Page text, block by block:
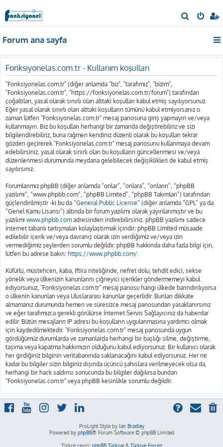
r
Forum ana sayfa
Fonksiyonelas.com.tr - Kullanım koşulları
"Fonksiyonelas.com.tr" (diğer anlamda "biz", "tarafımız", "bizim",
"Fonksiyonelas.com.tr", "https://fonksiyonelas.com.tr/forum") tarafından
çoğaltılan, yasal olarak sınırlı olan alttaki koşulları kabul etmiş sayılıyorsunuz.
Eğer yasal olarak sınırlı olan alttaki koşulların tümünü kabul etmiyorsanız o
zaman lütfen "Fonksiyonelas.com.tr" mesaj panosuna giriş yapmayın ve/veya
kullanmayın. Biz bu koşulları herhangi bir zamanda değiştirebiliriz ve sizi
bilgilendirebiliriz, buna rağmen kendiniz düzenli olarak bu koşulları tekrar
gözden geçirerek "Fonksiyonelas.com.tr" mesaj panosunu kullanmaya devam
edebilirsiniz, yasal olarak sınırlı olan bu koşulların güncellenmesi ve/veya
düzenlenmesi durumunda meydana gelebilecek değişiklikleri de kabul etmiş
sayılırsınız.
Forumlarımız phpBB (diğer anlamda “onlar”, “onlara”, “onların”, “phpBB
yazılımı”, “www.phpbb.com”, “phpBB Limited”, “phpBB Takımları”) tarafından
güçlendirilmiştir -ki bu da “General Public License” (diğer anlamda “GPL” ya da
“Genel Kamu Lisansı”) altında bir forum yazılımı olarak yayınlanmıştır ve bu
yazılımı www.phpbb.com adresinden indirebilirsiniz. phpBB yazılımı sadece
internet tabanlı tartışmaları kolaylaştırmak içindir; phpBB Limited müsaade
edilebilir içerik ve/veya davranış olarak izin verdiğimiz ve/veya izin
vermediğimiz şeylerden sorumlu değildir. phpBB hakkında daha fazla bilgi için,
lütfen bu adrese bakın: https://www.phpbb.com/.
Küfürlü, müstehcen, kaba, iftira niteliğinde, nefret dolu, tehdit edici, sekse
yönelik veya ülkenizin kanunlarını çiğneyici içerikler göndermemeyi kabul
ediyorsunuz, "Fonksiyonelas.com.tr" mesaj panosu hangi ülkede barındırılıyorsa
o ülkenin kanunları veya Uluslararası kanunlar geçerlidir. Bunları dikkate
almamanız durumunda hemen ve süresizce mesaj panosundan yasaklanırsınız
ve eğer tarafımızca gerekli görülürse İnternet Servis Sağlayıcınız da haberdar
edilir. Bütün mesajların IP adresi bu koşulların uygulanmasına yardımcı olmak
için kaydedilmektedir. "Fonksiyonelas.com.tr" mesaj panosunda uygun
gördüğümüz durumlarda ve zamanlarda herhangi bir başlığı silme, değiştirme,
taşıma veya kapatma hakkımızın olduğunu kabul ediyorsunuz. Bir kullanıcı olarak
her girdiğiniz bilginin veritabanında saklanacağını kabul ediyorsunuz. Her ne
kadar bu bilgiler sizin bilginiz dışında üçüncü şahıslara verilmeyecek olsa da,
herhangi bir hack saldırısı sonucunda bu bilgiler dağılırsa bundan
"Fonksiyonelas.com.tr" veya phpBB kesinlikle sorumlu değildir.
ProLight Style by Ian Bradley
Powered by phpBB® Forum Software © phpBB Limited
Türkçe çeviri: phpBB Türkiye& Türkiye Forum